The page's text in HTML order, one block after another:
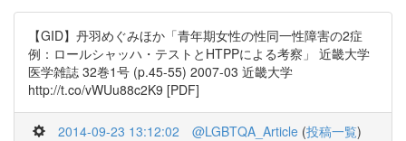
【GID】丹羽めぐみほか「青年期女性の性同一性障害の2症
例：ロールシャッハ・テストとHTPPによる考察」 近畿大学
医学雑誌 32巻1号 (p.45-55) 2007-03 近畿大学
http://t.co/vWUu88c2K9 [PDF]
2014-09-23 13:12:02 @LGBTQA_Article (投稿一覧)